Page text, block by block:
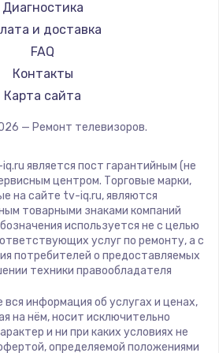
видеокарты
1600 руб.
Заказать
разъема питания
880 руб.
Заказать
видеочипа
2745 руб.
Заказать
2600 руб.
Заказать
Hyundai
Doffler
Hiper
Grundig
HITACHI
Yandex
National
iFFALCON
Tuvio
Nord
BenQ
Диагностика
и доставка
FAQ
Контакты
Карта сайта
— Ремонт телевизоров.
является пост гарантийным (не
центром. Торговые марки,
на сайте tv-iq.ru, являются
товарными знаками компаний
используется не с целью
услуг по ремонту, а с
потребителей о предоставляемых
техники правообладателя
информация об услугах и ценах,
на нём, носит исключительно
и ни при каких условиях не
определяемой положениями